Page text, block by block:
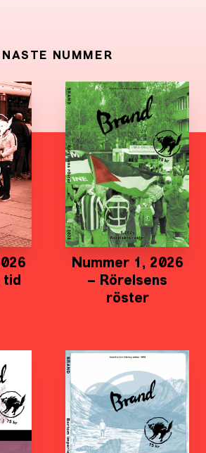
NUMMER
tid
Nummer 1, 2026
– Rörelsens
röster